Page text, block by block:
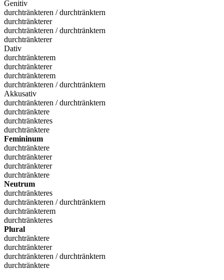
Genitiv
durchtränkteren / durchtränktern
durchtränkterer
durchtränkteren / durchtränktern
durchtränkterer
Dativ
durchtränkterem
durchtränkterer
durchtränkterem
durchtränkteren / durchtränktern
Akkusativ
durchtränkteren / durchtränktern
durchtränktere
durchtränkteres
durchtränktere
Femininum
durchtränktere
durchtränkterer
durchtränkterer
durchtränktere
Neutrum
durchtränkteres
durchtränkteren / durchtränktern
durchtränkterem
durchtränkteres
Plural
durchtränktere
durchtränkterer
durchtränkteren / durchtränktern
durchtränktere